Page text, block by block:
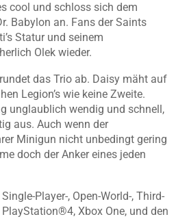
cool und schloss sich dem
Babylon an. Fans der Saints
Statur und seinem
Olek wieder.
das Trio ab. Daisy mäht auf
Legion’s wie keine Zweite.
unglaublich wendig und schnell,
aus. Auch wenn der
Minigun nicht unbedingt gering
doch der Anker eines jeden
Player-, Open-World-, Third-
Xbox One, und den